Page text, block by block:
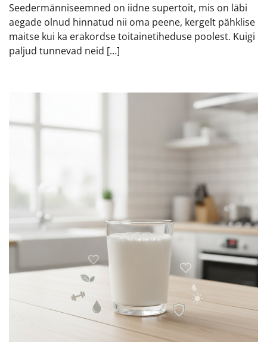
Seedermänniseemned on iidne supertoit, mis on läbi
aegade olnud hinnatud nii oma peene, kergelt pähklise
maitse kui ka erakordse toitainetiheduse poolest. Kuigi
paljud tunnevad neid […]